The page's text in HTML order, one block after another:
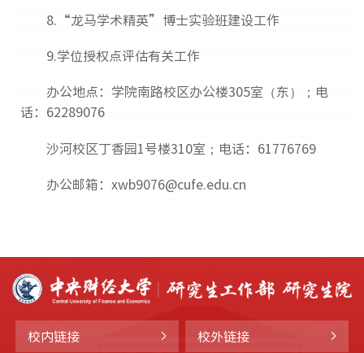
8.“龙马学术精英”博士实验班建设工作
9.学位授权点评估有关工作
办公地点：学院南路校区办公楼305室（东）；电
话：62289076
沙河校区丁香园1号楼310室；电话：61776769
办公邮箱：xwb9076@cufe.edu.cn
校内链接 校外链接